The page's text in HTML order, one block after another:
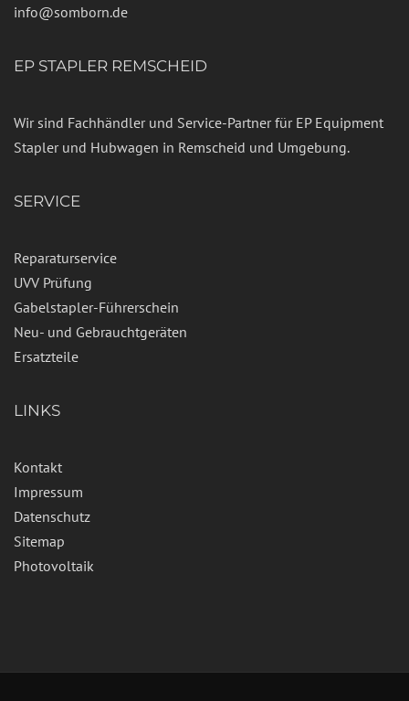
info@somborn.de
EP STAPLER REMSCHEID
Wir sind Fachhändler und Service-Partner für EP Equipment
Stapler und Hubwagen in Remscheid und Umgebung.
SERVICE
Reparaturservice
UVV Prüfung
Gabelstapler-Führerschein
Neu- und Gebrauchtgeräten
Ersatzteile
LINKS
Kontakt
Impressum
Datenschutz
Sitemap
Photovoltaik